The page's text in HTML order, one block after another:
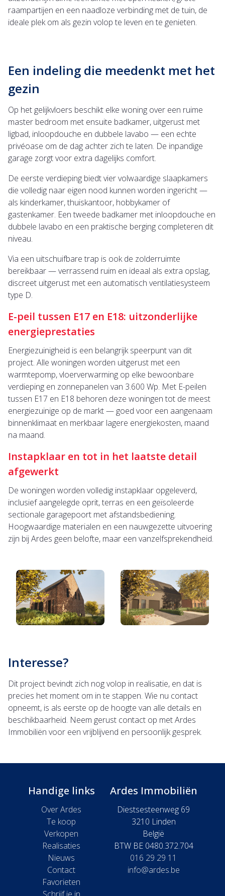
raampartijen en een naadloze verbinding met de tuin, de
ideale plek om als gezin volop te leven en te genieten.
Een indeling die meedenkt met het
gezin
Op het gelijkvloers beschikt elke woning over een ruime
master bedroom met ensuite badkamer, uitgerust met
ligbad, inloopdouche en dubbele lavabo — een echte
privéoase om de dag achter zich te laten. De inpandige
garage zorgt voor extra dagelijks comfort.
De eerste verdieping biedt vier volwaardige slaapkamers
die volledig naar eigen nood kunnen worden ingericht —
als kinderkamer, thuiskantoor, hobbykamer of
gastenkamer. Een tweede badkamer met inloopdouche en
dubbele lavabo en een praktische berging completeren dit
niveau.
Via een uitschuifbare trap is ook de zolderruimte
bereikbaar — verrassend ruim en ideaal als extra opslag,
discreet uitgerust met een automatisch ventilatiesysteem
type D.
E-peil tussen E17 en E18: uitzonderlijke
energieprestaties
Energiezuinigheid is een belangrijk speerpunt van dit
project. Alle woningen worden uitgerust met een
warmtepomp, vloerverwarming op elke bewoonbare
verdieping en zonnepanelen van 3.600 Wp. Met E-peilen
tussen E17 en E18 behoren deze woningen tot de meest
energiezuinige op de markt — goed voor een aangenaam
binnenklimaat en merkbaar lagere energiekosten, maand
na maand.
Instapklaar en tot in het laatste detail
afgewerkt
De woningen worden volledig instapklaar opgeleverd,
inclusief aangelegde oprit, terras en een geïsoleerde
sectionale garagepoort met afstandsbediening.
Hoogwaardige materialen en een nauwgezette uitvoering
zijn bij Ardes geen belofte, maar een vanzelfsprekendheid.
Interesse?
Dit project bevindt zich nog volop in realisatie, en dat is
precies het moment om in te stappen. Wie nu contact
opneemt, is als eerste op de hoogte van alle details en
beschikbaarheid. Neem gerust contact op met Ardes
Immobiliën voor een vrijblijvend en persoonlijk gesprek.
Handige links
Over Ardes
Te koop
Verkopen
Realisaties
Nieuws
Contact
Favorieten
Ardes Immobiliën
Diestsesteenweg 69
3210 Linden
België
BTW BE 0480.372.704
016 29 29 11
info@ardes.be